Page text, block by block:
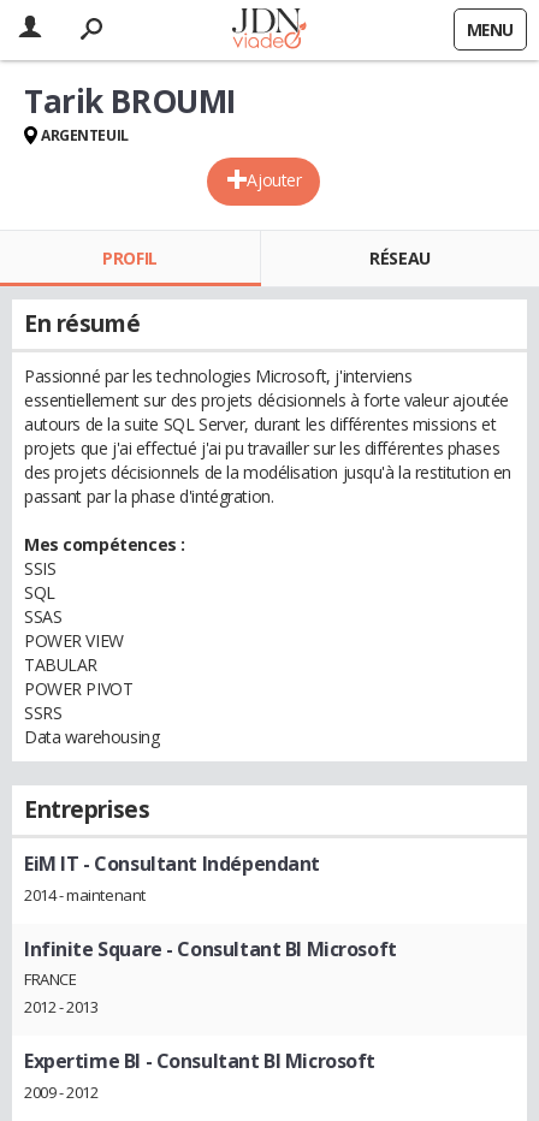
MENU
Ajouter
Tarik BROUMI
ARGENTEUIL
PROFIL RÉSEAU
En résumé
Passionné par les technologies Microsoft, j'interviens
essentiellement sur des projets décisionnels à forte valeur ajoutée
autours de la suite SQL Server, durant les différentes missions et
projets que j'ai effectué j'ai pu travailler sur les différentes phases
des projets décisionnels de la modélisation jusqu'à la restitution en
passant par la phase d'intégration.
Mes compétences :
SSIS
SQL
SSAS
POWER VIEW
TABULAR
POWER PIVOT
SSRS
Data warehousing
Entreprises
EiM IT - Consultant Indépendant
2014 - maintenant
Infinite Square - Consultant BI Microsoft
FRANCE
2012 - 2013
Expertime BI - Consultant BI Microsoft
2009 - 2012